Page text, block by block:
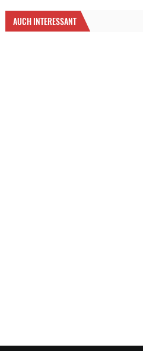
AUCH INTERESSANT